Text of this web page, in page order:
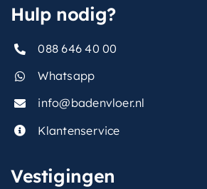
Hulp nodig?
088 646 40 00
Whatsapp
info@badenvloer.nl
Klantenservice
Vestigingen